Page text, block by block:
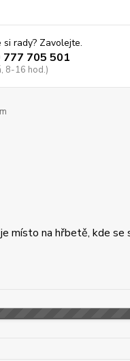
si rady? Zavolejte.
777 705 501
8-16 hod.)
místo na hřbetě, kde